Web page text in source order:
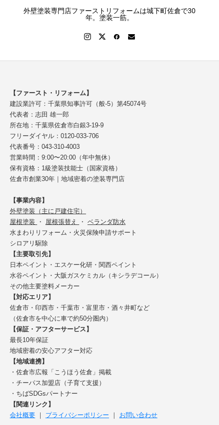
外壁塗装専門店ファーストリフォームは城下町佐倉で30
年。塗装一筋。
【ファースト・リフォーム】
建設業許可：千葉県知事許可（般-5）第45074号
代表者：志田 雄一郎
所在地：千葉県佐倉市白銀3-19-9
フリーダイヤル：0120-033-706
代表番号：043-310-4003
営業時間：9:00〜20:00（年中無休）
保有資格：1級塗装技能士（国家資格）
佐倉市創業30年｜地域密着の塗装専門店
【事業内容】
外壁塗装（主に戸建住宅）
屋根塗装
・ 屋根張替え ・ ベランダ防水
水まわりリフォーム・火災保険申請サポート
シロアリ駆除
【主要取引先】
日本ペイント・エスケー化研・関西ペイント
水谷ペイント・大阪ガスケミカル（キシラデコール）
その他主要塗料メーカー
【対応エリア】
佐倉市・印西市・千葉市・富里市・酒々井町など
（佐倉市を中心に車で約50分圏内）
【保証・アフターサービス】
最長10年保証
地域密着の安心アフター対応
【地域連携】
・佐倉市広報「こうほう佐倉」掲載
・チーパス加盟店（子育て支援）
・ちばSDGsパートナー
【関連リンク】
会社概要 ｜ プライバシーポリシー ｜ お問い合わせ